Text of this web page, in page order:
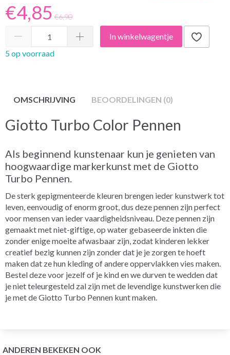
€4,85 €6,90
In winkelwagentje
5 op voorraad
OMSCHRIJVING BEOORDELINGEN (0)
Giotto Turbo Color Pennen
Als beginnend kunstenaar kun je genieten van
hoogwaardige markerkunst met de Giotto
Turbo Pennen.
De sterk gepigmenteerde kleuren brengen ieder kunstwerk tot
leven, eenvoudig of enorm groot, dus deze pennen zijn perfect
voor mensen van ieder vaardigheidsniveau. Deze pennen zijn
gemaakt met niet-giftige, op water gebaseerde inkten die
zonder enige moeite afwasbaar zijn, zodat kinderen lekker
creatief bezig kunnen zijn zonder dat je je zorgen te hoeft
maken dat ze hun kleding of andere oppervlakken vies maken.
Bestel deze voor jezelf of je kind en we durven te wedden dat
je niet teleurgesteld zal zijn met de levendige kunstwerken die
je met de Giotto Turbo Pennen kunt maken.
ANDEREN BEKEKEN OOK